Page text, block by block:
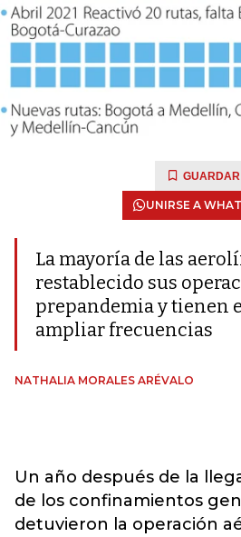
GUARDAR
UNIRSE A
La mayoría de las
restablecido sus
prepandemia y tienen
ampliar frecuencias
NATHALIA MORALES ARÉVALO
Un año después de la
de los confinamientos
detuvieron la operación